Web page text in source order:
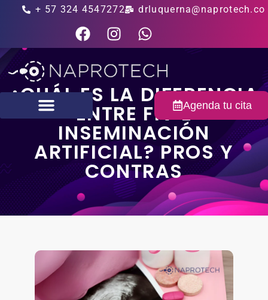
+ 57 324 4547272 drluquerna@naprotech.co
Agenda tu cita
¿CUÁL ES LA DIFERENCIA
ENTRE FIV E
INSEMINACIÓN
ARTIFICIAL? PROS Y
CONTRAS